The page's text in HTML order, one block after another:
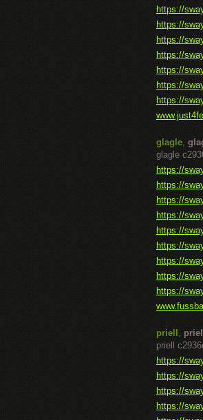
https://
https://
https://
https://
https://
https://
https://
glagle,
glagle
https://
https://
https://
https://
https://
https://
https://
https://
https://
priell ,
priell
https://
https://
https://
https://